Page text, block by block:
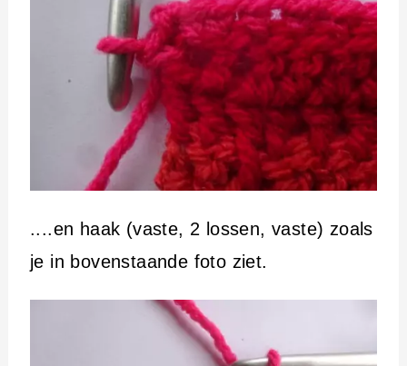
....en haak (vaste, 2 lossen, vaste) zoals
je in bovenstaande foto ziet.